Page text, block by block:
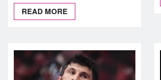
READ MORE